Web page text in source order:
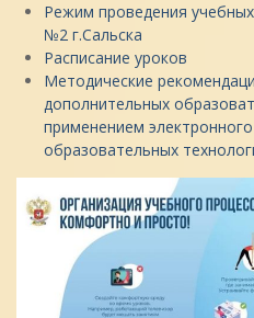
Режим проведения
№2 г.Сальска
Расписание уроков
Методические
дополнительных
применением
образовательных